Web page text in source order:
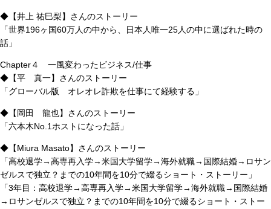
◆【井上 祐巳梨】さんのストーリー
「世界196ヶ国60万人の中から、日本人唯一25人の中に選ばれた時の
話」
Chapter４ 一風変わったビジネス/仕事
◆【平 真一】さんのストーリー
「グローバル版 オレオレ詐欺を仕事にて経験する」
◆【岡田 龍也】さんのストーリー
「六本木No.1ホストになった話」
◆【Miura Masato】さんのストーリー
「高校退学→高専再入学→米国大学留学→海外就職→国際結婚→ロサン
ゼルスで独立？までの10年間を10分で綴るショート・ストーリー」
「3年目：高校退学→高専再入学→米国大学留学→海外就職→国際結婚
→ロサンゼルスで独立？までの10年間を10分で綴るショート・ストー